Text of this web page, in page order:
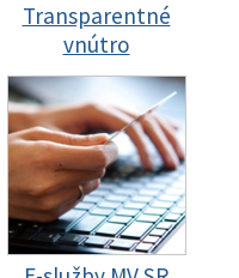
Transparentné
vnútro